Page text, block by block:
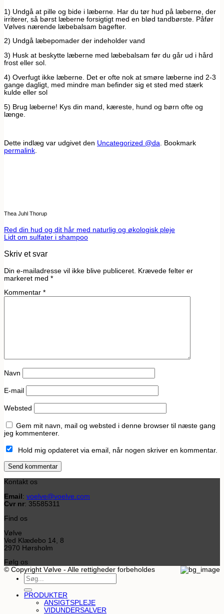
1) Undgå at pille og bide i læberne. Har du tør hud på læberne, der
irriterer, så børst læberne forsigtigt med en blød tandbørste. Påfør
Vølves nærende læbebalsam bagefter.
2) Undgå læbepomader der indeholder vand
3) Husk at beskytte læberne med læbebalsam før du går ud i hård
frost eller sol.
4) Overfugt ikke læberne. Det er ofte nok at smøre læberne ind 2-3
gange dagligt, med mindre man befinder sig et sted med stærk
kulde eller sol
5) Brug læberne! Kys din mand, kæreste, hund og børn ofte og
længe.
Dette indlæg var udgivet den Uncategorized @da. Bookmark
permalink.
Thea Juhl Thorup
Red din hud og dit hår med naturlig og økologisk pleje
Lidt om sulfater i shampoo
Skriv et svar
Din e-mailadresse vil ikke blive publiceret. Krævede felter er
markeret med *
Kommentar *
Navn
E-mail
Websted
Gem mit navn, mail og websted i denne browser til næste gang
jeg kommenterer.
Hold mig opdateret via email, når nogen skriver en kommentar.
Kontakt os
Email : voelve@voelve.com
Cvr nr: 35585311
Find os
Vølve
Ved Klædebo 14, 8
2970 Hørsholm
Følg os
© Copyright Vølve - Alle rettigheder forbeholdes
Søg
efter:
PRODUKTER
ANSIGTSPLEJE
VIDUNDERSALVER